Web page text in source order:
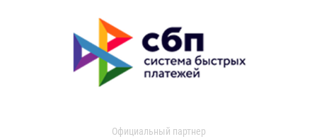
Официальный партнер